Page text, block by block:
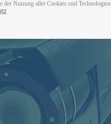
der Nutzung aller Cookies und Technologien